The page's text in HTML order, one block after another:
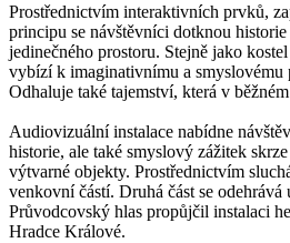
Prostřednictvím interaktivních prvků,
principu se návštěvníci dotknou
jedinečného prostoru. Stejně jako
vybízí k imaginativnímu a smyslovému
Odhaluje také tajemství, která v
Audiovizuální instalace nabídne
historie, ale také smyslový zážitek
výtvarné objekty. Prostřednictvím
venkovní částí. Druhá část se odehrává
Průvodcovský hlas propůjčil instalaci
Hradce Králové.